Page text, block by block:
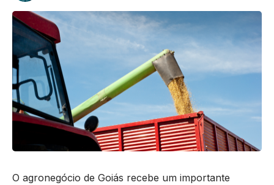
O agronegócio de Goiás recebe um importante